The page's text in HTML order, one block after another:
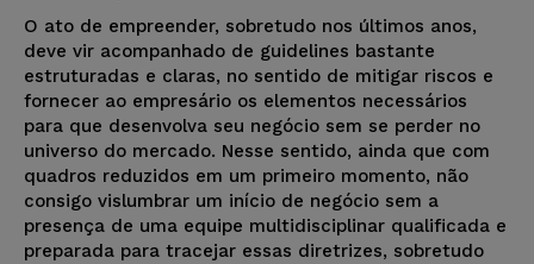
O ato de empreender, sobretudo nos últimos anos,
deve vir acompanhado de guidelines bastante
estruturadas e claras, no sentido de mitigar riscos e
fornecer ao empresário os elementos necessários
para que desenvolva seu negócio sem se perder no
universo do mercado. Nesse sentido, ainda que com
quadros reduzidos em um primeiro momento, não
consigo vislumbrar um início de negócio sem a
presença de uma equipe multidisciplinar qualificada e
preparada para tracejar essas diretrizes, sobretudo